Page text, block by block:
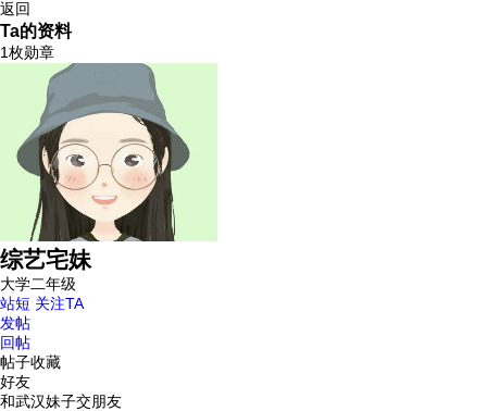
返回
Ta的资料
1枚勋章
综艺宅妹
大学二年级
站短 关注TA
发帖
回帖
帖子收藏
好友
和武汉妹子交朋友